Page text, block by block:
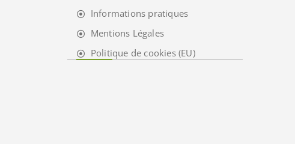
Informations pratiques
Mentions Légales
Politique de cookies (EU)